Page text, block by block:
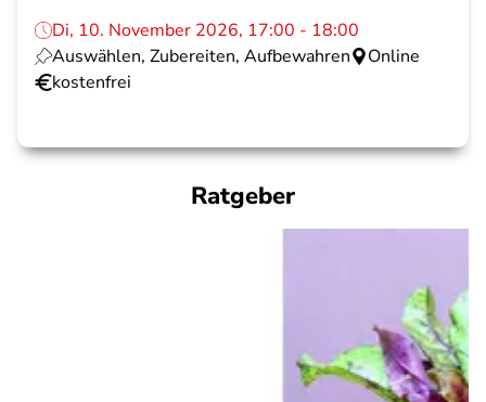
Di, 10. November 2026, 17:00 - 18:00
Auswählen, Zubereiten, Aufbewahren
Online
kostenfrei
Ratgeber